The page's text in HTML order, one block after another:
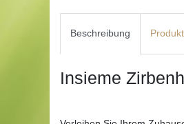
Beschreibung
Insieme